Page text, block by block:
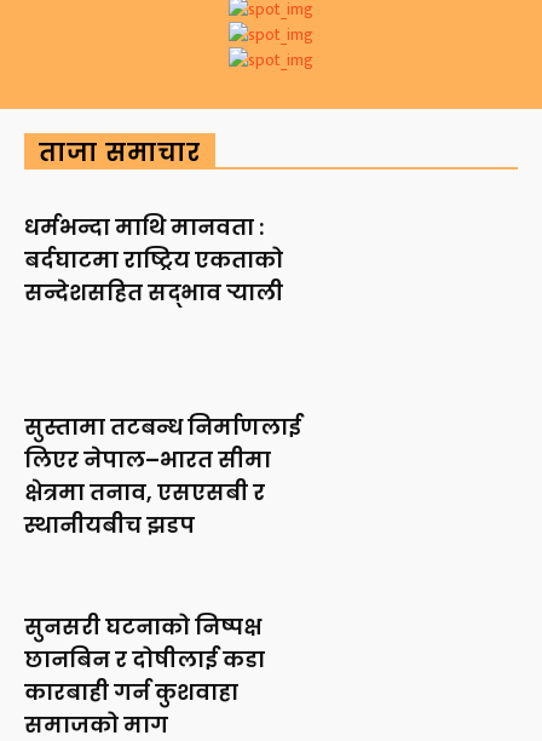
ताजा समाचार
धर्मभन्दा माथि मानवता :
बर्दघाटमा राष्ट्रिय एकताको
सन्देशसहित सद्भाव र्‍याली
सुस्तामा तटबन्ध निर्माणलाई
लिएर नेपाल–भारत सीमा
क्षेत्रमा तनाव, एसएसबी र
स्थानीयबीच झडप
सुनसरी घटनाको निष्पक्ष
छानबिन र दोषीलाई कडा
कारबाही गर्न कुशवाहा
समाजको माग